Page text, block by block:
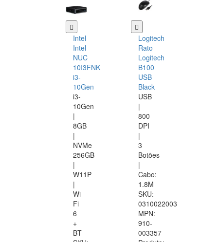
Intel
Intel
NUC
10I3FNK
i3-
10Gen
i3-
10Gen
|
8GB
|
NVMe
256GB
|
W11P
|
Wi-
Fi
6
+
BT
Logitech
Rato
Logitech
B100
USB
Black
USB
|
800
DPI
|
3
Botões
|
Cabo:
1.8M
SKU:
0310022003
MPN:
910-
003357